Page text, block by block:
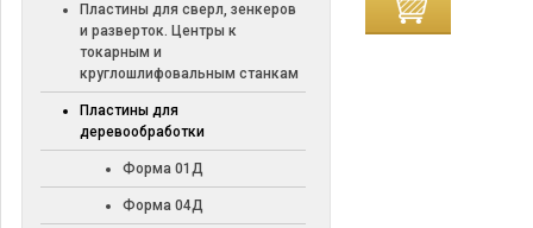
Пластины для сверл, зенкеров
и разверток. Центры к
токарным и
круглошлифовальным станкам
Пластины для
деревообработки
Форма 01Д
Форма 04Д